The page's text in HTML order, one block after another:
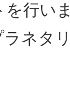
行い
ネタ